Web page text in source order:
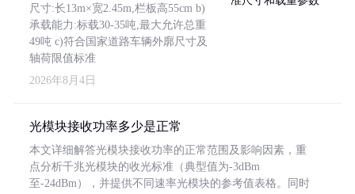
尺寸:长13m×宽2.45m,栏板高55cm b)
承载能力:标载30-35吨,最大允许总重
49吨 c)符合国家道路车辆外廓尺寸及
轴荷限值标准
2026年8月4日
光模块接收功率多少是正常
本文详细解答光模块接收功率的正常范围及影响因素，重
点分析千兆光模块的收光标准（典型值为-3dBm
至-24dBm），并提供不同速率光模块的参考值表格。同时